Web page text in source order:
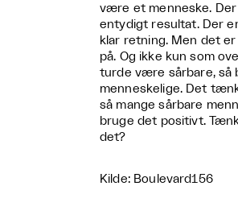
være et menneske.
entydigt resultat. Der
klar retning. Men det
på. Og ikke kun som
turde være sårbare, så
menneskelige. Det
så mange sårbare
bruge det positivt.
det?
Kilde: Boulevard156